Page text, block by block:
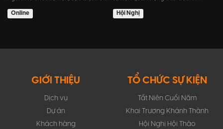
Online
Hội Nghị
GIỚI THIỆU
Dịch vụ
Dự án
Khách hàng
TỔ CHỨC SỰ KIỆN
Tất Niên Cuối Năm
Khai Trương Khánh Thành
Hội Nghị Hội Thảo